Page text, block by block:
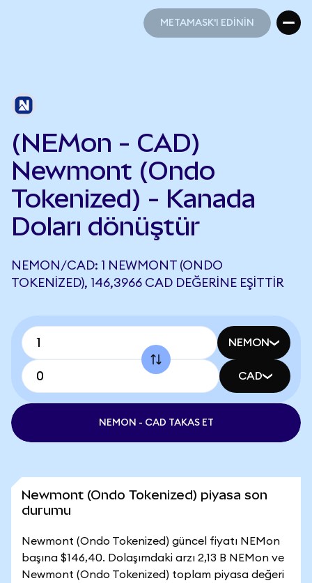
METAMASK'I EDİNİN
(NEMon - CAD)
Newmont (Ondo
Tokenized) - Kanada
Doları dönüştür
NEMON/CAD: 1 NEWMONT (ONDO
TOKENIZED), 146,3966 CAD DEĞERINE EŞITTIR
NEMON
CAD
NEMON - CAD TAKAS ET
Newmont (Ondo Tokenized) piyasa son
durumu
Newmont (Ondo Tokenized) güncel fiyatı NEMon
başına $146,40. Dolaşımdaki arzı 2,13 B NEMon ve
Newmont (Ondo Tokenized) toplam piyasa değeri